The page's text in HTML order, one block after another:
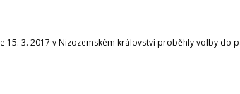
3. 2017 v Nizozemském království proběhly volby do